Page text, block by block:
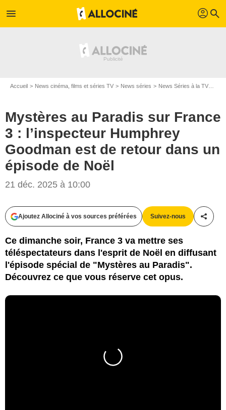
menu profil search
Accueil News cinéma, films et séries TV News séries News Séries à la TV
Mystères au Paradis sur France
3 : l’inspecteur Humphrey
Goodman est de retour dans un
épisode de Noël
21 déc. 2025 à 10:00
Ajoutez Allociné à vos sources préférées Suivez-nous
Ce dimanche soir, France 3 va mettre ses
téléspectateurs dans l'esprit de Noël en diffusant
l'épisode spécial de "Mystères au Paradis".
Découvrez ce que vous réserve cet opus.